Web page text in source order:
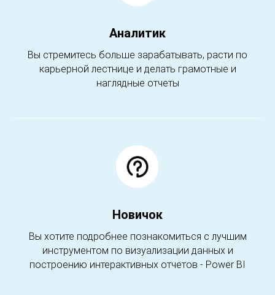
Аналитик
Вы стремитесь больше зарабатывать, расти по
карьерной лестнице и делать грамотные и
наглядные отчеты
Новичок
Вы хотите подробнее познакомиться с лучшим
инструментом по визуализации данных и
построению интерактивных отчетов - Power BI